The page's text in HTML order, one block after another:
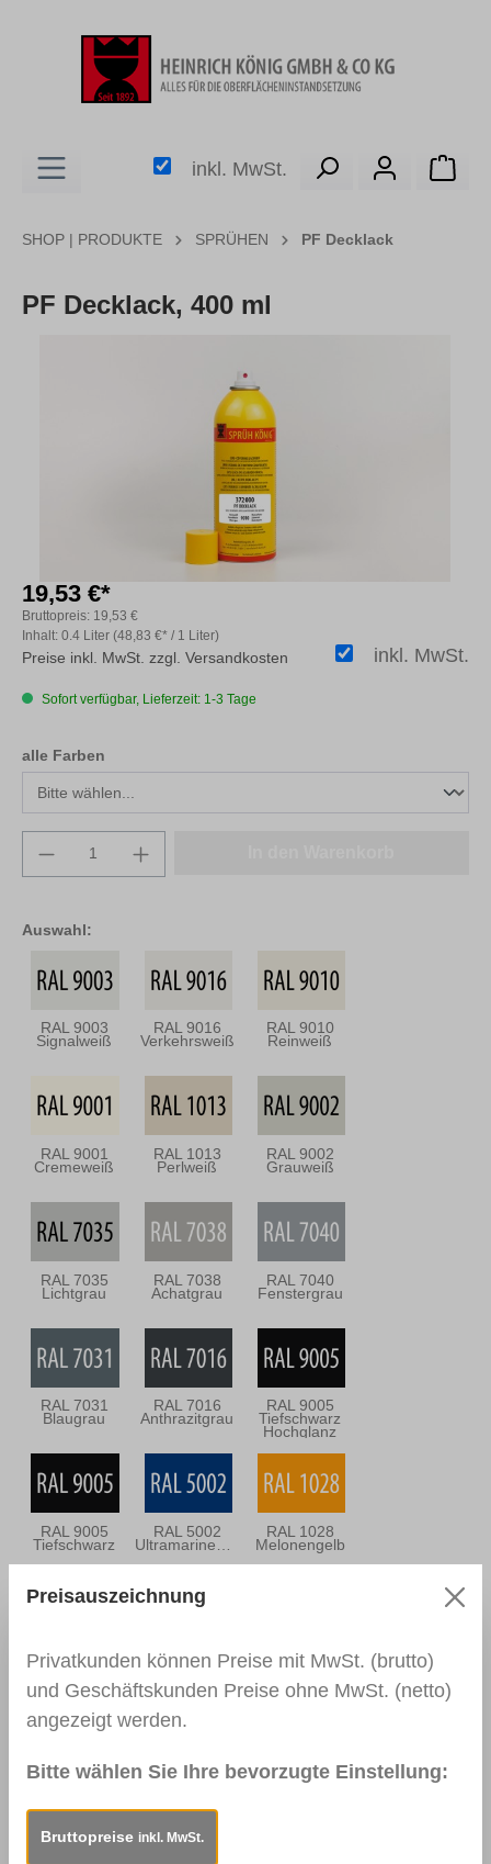
inkl. MwSt.
SHOP | PRODUKTE SPRÜHEN PF Decklack
PF Decklack, 400 ml
Auswahl:
RAL 9003
Signalweiß
RAL 9016
Verkehrsweiß
RAL 9010
Reinweiß
RAL 9001
Cremeweiß
RAL 1013
Perlweiß
RAL 9002
Grauweiß
RAL 7035
Lichtgrau
RAL 7038
Achatgrau
RAL 7040
Fenstergrau
RAL 7031
Blaugrau
RAL 7016
Anthrazitgrau
RAL 9005
Tiefschwarz
Hochglanz
RAL 9005
Tiefschwarz
RAL 5002 RAL 1028
Melonengelb
RAL 3020
Verkehrsrot
RAL 3000
Feuerrot
RAL 3004
Purpurrot
RAL 6005 ähnl. DB703 EV1/C-0
19,53 €*
Inhalt: 0.4 Liter (48,83 €* / 1 Liter)
Bruttopreis: 19,53 €
inkl. MwSt.
Preise inkl. MwSt. zzgl. Versandkosten
Sofort verfügbar, Lieferzeit: 1-3 Tage
alle Farben
Produkt Anzahl: Gib den gewünschten
Preisauszeichnung
Privatkunden können Preise mit MwSt. (brutto)
und Geschäftskunden Preise ohne MwSt. (netto)
angezeigt werden.
Bitte wählen Sie Ihre bevorzugte Einstellung:
Bruttopreise inkl. MwSt.